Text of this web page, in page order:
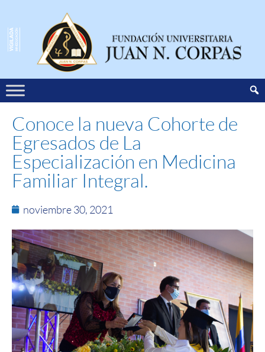
Conoce la nueva Cohorte de
Egresados de La
Especialización en Medicina
Familiar Integral.
noviembre 30, 2021